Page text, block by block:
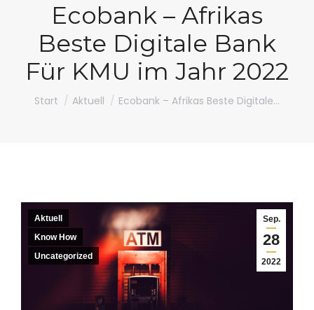
Ecobank – Afrikas
Beste Digitale Bank
Für KMU im Jahr 2022
Sie befinden sich hier:
Start Aktuell Ecobank – Afrikas Beste Digitale…
Sep.
28
2022
Aktuell
Know How
Uncategorized